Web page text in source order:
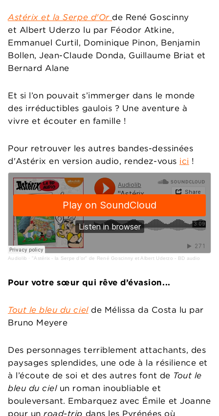
Astérix et la Serpe d'Or de René Goscinny
et Albert Uderzo lu par Féodor Atkine,
Emmanuel Curtil, Dominique Pinon, Benjamin
Bollen, Jean-Claude Donda, Guillaume Briat et
Bernard Alane
Et si l’on pouvait s’immerger dans le monde
des irréductibles gaulois ? Une aventure à
vivre et écouter en famille !
Pour retrouver les autres bandes-dessinées
d'Astérix en version audio, rendez-vous ici !
Audiolib · "Astérix - la Serpe d'or" de René Goscinny et Albert Uderzo - BD audio
Pour votre sœur qui rêve d’évasion...
Tout le bleu du ciel de Mélissa da Costa lu par
Bruno Meyere
Des personnages terriblement attachants, des
paysages splendides, une ode à la résilience et
à l’écoute de soi et des autres font de Tout le
bleu du cielun roman inoubliable et
bouleversant. Embarquez avec Émile et Joanne
pour un road-trip dans les Pyrénées où